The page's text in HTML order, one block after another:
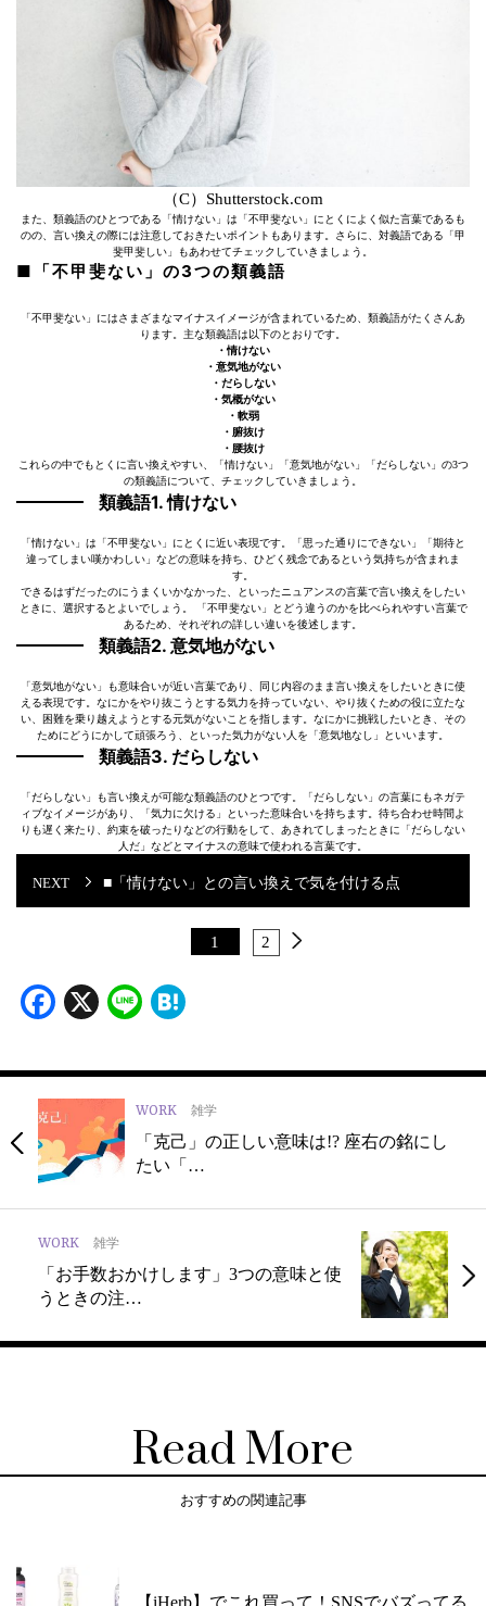
（C）Shutterstock.com
また、類義語のひとつである「情けない」は「不甲斐ない」にとくによく似た言葉であるも
のの、言い換えの際には注意しておきたいポイントもあります。さらに、対義語である「甲
斐甲斐しい」もあわせてチェックしていきましょう。
■「不甲斐ない」の3つの類義語
「不甲斐ない」にはさまざまなマイナスイメージが含まれているため、類義語がたくさんあ
ります。主な類義語は以下のとおりです。
・情けない
・意気地がない
・だらしない
・気概がない
・軟弱
・腑抜け
・腰抜け
これらの中でもとくに言い換えやすい、「情けない」「意気地がない」「だらしない」の3つ
の類義語について、チェックしていきましょう。
類義語1. 情けない
「情けない」は「不甲斐ない」にとくに近い表現です。「思った通りにできない」「期待と
違ってしまい嘆かわしい」などの意味を持ち、ひどく残念であるという気持ちが含まれま
す。
できるはずだったのにうまくいかなかった、といったニュアンスの言葉で言い換えをしたい
ときに、選択するとよいでしょう。 「不甲斐ない」とどう違うのかを比べられやすい言葉で
あるため、それぞれの詳しい違いを後述します。
類義語2. 意気地がない
「意気地がない」も意味合いが近い言葉であり、同じ内容のまま言い換えをしたいときに使
える表現です。なにかをやり抜こうとする気力を持っていない、やり抜くための役に立たな
い、困難を乗り越えようとする元気がないことを指します。なにかに挑戦したいとき、その
ためにどうにかして頑張ろう、といった気力がない人を「意気地なし」といいます。
類義語3. だらしない
「だらしない」も言い換えが可能な類義語のひとつです。「だらしない」の言葉にもネガテ
ィブなイメージがあり、「気力に欠ける」といった意味合いを持ちます。待ち合わせ時間よ
りも遅く来たり、約束を破ったりなどの行動をして、あきれてしまったときに「だらしない
人だ」などとマイナスの意味で使われる言葉です。
■「情けない」との言い換えで気を付ける点
1 2
Facebook
X Line
WORK 雑学
「克己」の正しい意味は!? 座右の銘にし
たい「…
WORK 雑学
「お手数おかけします」3つの意味と使
うときの注…
Read More
おすすめの関連記事
【iHerb】でこれ買って！SNSでバズってる